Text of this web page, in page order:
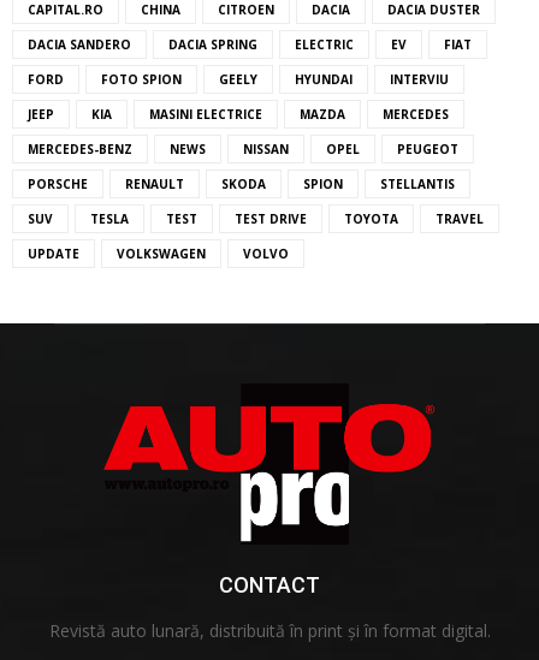
CAPITAL.RO CHINA CITROEN DACIA DACIA DUSTER
DACIA SANDERO DACIA SPRING ELECTRIC EV FIAT
FORD FOTO SPION GEELY HYUNDAI INTERVIU
JEEP KIA MASINI ELECTRICE MAZDA MERCEDES
MERCEDES-BENZ NEWS NISSAN OPEL PEUGEOT
PORSCHE RENAULT SKODA SPION STELLANTIS
SUV TESLA TEST TEST DRIVE TOYOTA TRAVEL
UPDATE VOLKSWAGEN VOLVO
CONTACT
Revistă auto lunară, distribuită în print și în format digital.